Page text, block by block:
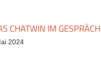
CHATWIN IM GESPRÄCH
2024